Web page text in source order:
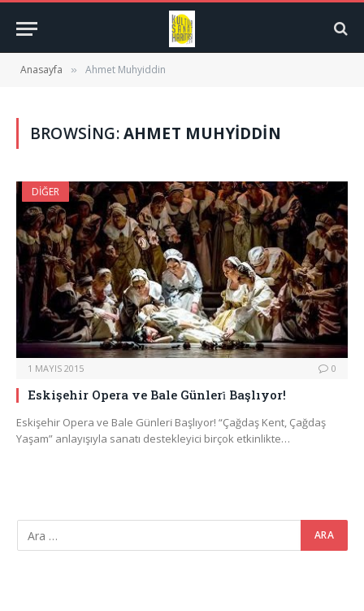
Anasayfa » Ahmet Muhyiddin
BROWSING:AHMET MUHYIDDIN
DIĞER
1 MAYIS 2015 0
Eskişehir Opera ve Bale Günleri̇ Başlıyor!
Eskişehir Opera ve Bale Günleri̇ Başlıyor! “Çağdaş Kent, Çağdaş
Yaşam” anlayışıyla sanatı destekleyici birçok etkinlikte…